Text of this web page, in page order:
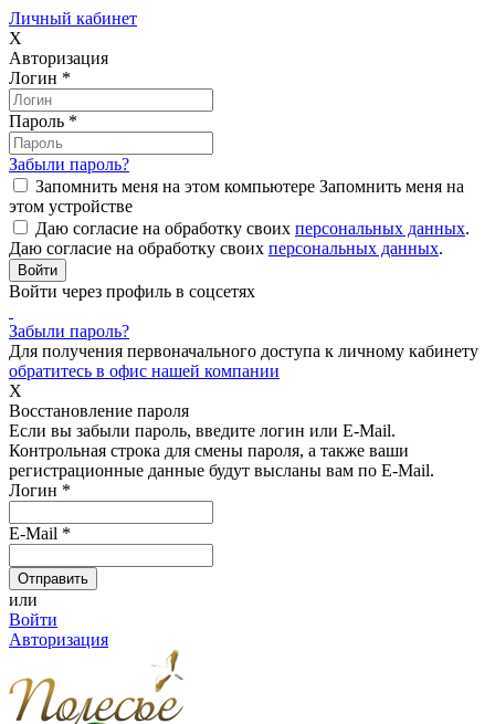
Личный кабинет
X
Авторизация
Логин *
Пароль *
Забыли пароль?
Запомнить меня на этом компьютере Запомнить меня на
этом устройстве
Даю согласие на обработку своих персональных данных.
Даю согласие на обработку своих персональных данных.
Войти через профиль в соцсетях
Забыли пароль?
Для получения первоначального доступа к личному кабинету
обратитесь в офис нашей компании
X
Восстановление пароля
Если вы забыли пароль, введите логин или E-Mail.
Контрольная строка для смены пароля, а также ваши
регистрационные данные будут высланы вам по E-Mail.
Логин *
E-Mail *
или
Войти
Авторизация